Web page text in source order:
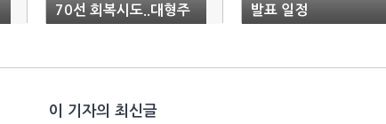
70선 회복시도..대형주
장세
발표 일정
이 기자의 최신글